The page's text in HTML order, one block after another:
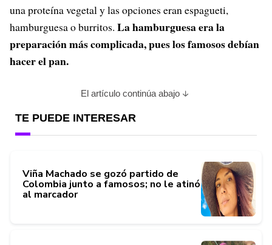
una proteína vegetal y las opciones eran espagueti,
hamburguesa o burritos. La hamburguesa era la
preparación más complicada, pues los famosos debían
hacer el pan.
El artículo continúa abajo
TE PUEDE INTERESAR
Viña Machado se gozó partido de
Colombia junto a famosos; no le atinó
al marcador